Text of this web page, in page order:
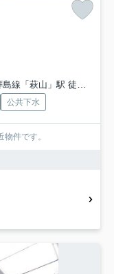
線「萩山」駅 徒歩16分
公共下水
件です。